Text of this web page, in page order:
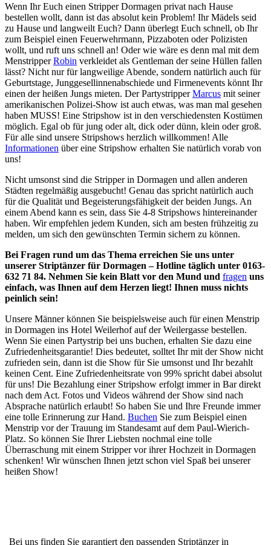
Wenn Ihr Euch einen Stripper Dormagen privat nach Hause
bestellen wollt, dann ist das absolut kein Problem! Ihr Mädels seid
zu Hause und langweilt Euch? Dann überlegt Euch schnell, ob Ihr
zum Beispiel einen Feuerwehrmann, Pizzaboten oder Polizisten
wollt, und ruft uns schnell an! Oder wie wäre es denn mal mit dem
MenstripperRobin verkleidet als Gentleman der seine Hüllen fallen
lässt? Nicht nur für langweilige Abende, sondern natürlich auch für
Geburtstage, Junggesellinnenabschiede und Firmenevents könnt Ihr
einen der heißen Jungs mieten. Der PartystripperMarcus mit seiner
amerikanischen Polizei-Show ist auch etwas, was man mal gesehen
haben MUSS! Eine Stripshow ist in den verschiedensten Kostümen
möglich. Egal ob für jung oder alt, dick oder dünn, klein oder groß.
Für alle sind unsere Stripshows herzlich willkommen! Alle
Informationen über eine Stripshow erhalten Sie natürlich vorab von
uns!
Nicht umsonst sind die Stripper in Dormagen und allen anderen
Städten regelmäßig ausgebucht! Genau das spricht natürlich auch
für die Qualität und Begeisterungsfähigkeit der beiden Jungs. An
einem Abend kann es sein, dass Sie 4-8 Stripshows hintereinander
haben. Wir empfehlen jedem Kunden, sich am besten frühzeitig zu
melden, um sich den gewünschten Termin sichern zu können.
Bei Fragen rund um das Thema erreichen Sie uns unter
unserer Striptänzer für Dormagen – Hotline täglich unter 0163-
632 71 84. Nehmen Sie kein Blatt vor den Mund und fragen uns
einfach, was Ihnen auf dem Herzen liegt! Ihnen muss nichts
peinlich sein!
Unsere Männer können Sie beispielsweise auch für einen Menstrip
in Dormagen ins Hotel Weilerhof auf der Weilergasse bestellen.
Wenn Sie einen Partystrip bei uns buchen, erhalten Sie dazu eine
Zufriedenheitsgarantie! Dies bedeutet, solltet Ihr mit der Show nicht
zufrieden sein, dann ist die Show für Sie umsonst und Ihr bezahlt
keinen Cent. Eine Zufriedenheitsrate von 99% spricht dabei absolut
für uns! Die Bezahlung einer Stripshow erfolgt immer in Bar direkt
nach dem Act. Fotos und Videos während der Show sind nach
Absprache natürlich erlaubt! So haben Sie und Ihre Freunde immer
eine tolle Erinnerung zur Hand. Buchen Sie zum Beispiel einen
Menstrip vor der Trauung im Standesamt auf dem Paul-Wierich-
Platz. So können Sie Ihrer Liebsten nochmal eine tolle
Überraschung mit einem Stripper vor ihrer Hochzeit in Dormagen
schenken! Wir wünschen Ihnen jetzt schon viel Spaß bei unserer
heißen Show!
Bei uns finden Sie garantiert den passenden Striptänzer in